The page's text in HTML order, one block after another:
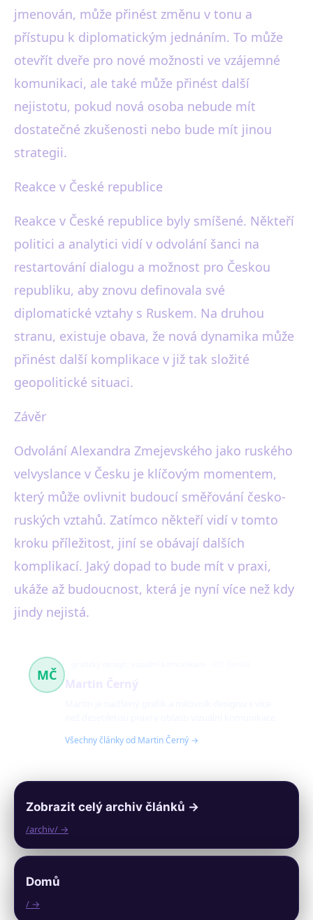
jmenován, může přinést změnu v tonu a
přístupu k diplomatickým jednáním. To může
otevřít dveře pro nové možnosti ve vzájemné
komunikaci, ale také může přinést další
nejistotu, pokud nová osoba nebude mít
dostatečné zkušenosti nebo bude mít jinou
strategii.
Reakce v České republice
Reakce v České republice byly smíšené. Někteří
politici a analytici vidí v odvolání šanci na
restartování dialogu a možnost pro Českou
republiku, aby znovu definovala své
diplomatické vztahy s Ruskem. Na druhou
stranu, existuje obava, že nová dynamika může
přinést další komplikace v již tak složité
geopolitické situaci.
Závěr
Odvolání Alexandra Zmejevského jako ruského
velvyslance v Česku je klíčovým momentem,
který může ovlivnit budoucí směřování česko-
ruských vztahů. Zatímco někteří vidí v tomto
kroku příležitost, jiní se obávají dalších
komplikací. Jaký dopad to bude mít v praxi,
ukáže až budoucnost, která je nyní více než kdy
jindy nejistá.
MČ
Všechny články od Martin Černý →
Zobrazit celý archiv článků →
/archiv/ →
Domů
/ →